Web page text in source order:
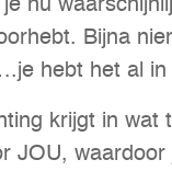
je nu
Bijna
hebt het al in
krijgt in wat
JOU, waardoor